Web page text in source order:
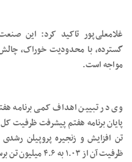
غلامعلی‌پور تاکید کرد: این
گسترده، با محدودیت خوراک،
مواجه است.
وی در تبیین اهداف کمی برنامه
ظرفیت آن از ۱.۰۳ به ۴.۶ میلیون تن برسد.